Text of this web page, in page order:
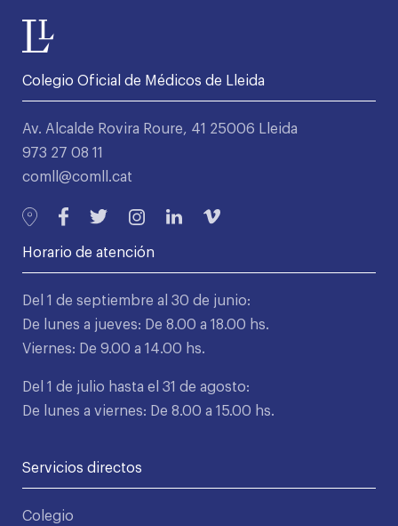
Colegio Oficial de Médicos de Lleida
Av. Alcalde Rovira Roure, 41 25006 Lleida
973 27 08 11
comll@comll.cat
Horario de atención
Del 1 de septiembre al 30 de junio:
De lunes a jueves: De 8.00 a 18.00 hs.
Viernes: De 9.00 a 14.00 hs.
Del 1 de julio hasta el 31 de agosto:
De lunes a viernes: De 8.00 a 15.00 hs.
Servicios directos
Colegio